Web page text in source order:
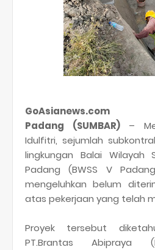
GoAsianews.com
Padang (SUMBAR) –
Idulfitri, sejumlah
lingkungan Balai Wilayah
Padang (BWSS V
mengeluhkan belum
atas pekerjaan yang telah
Proyek tersebut
PT.Brantas Abipraya